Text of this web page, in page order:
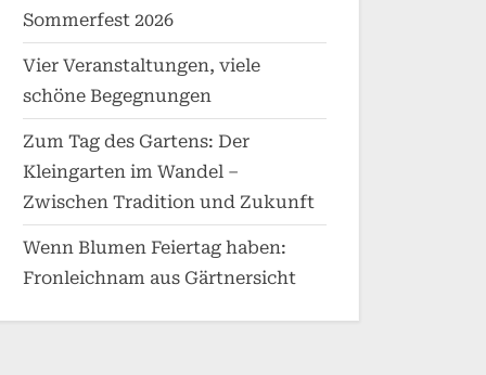
Sommerfest 2026
Vier Veranstaltungen, viele
schöne Begegnungen
Zum Tag des Gartens: Der
Kleingarten im Wandel –
Zwischen Tradition und Zukunft
Wenn Blumen Feiertag haben:
Fronleichnam aus Gärtnersicht